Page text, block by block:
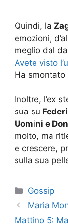
Quindi, la
emozioni,
meglio dal
Avete visto
Ha smontato
Inoltre, l’ex
sua su
Uomini e
molto, ma
e crescere,
sulla sua
Categorie
Gossip
Maria
Mattino 5: